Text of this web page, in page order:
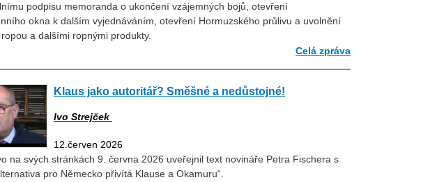
podpisu memoranda o ukončení vzájemných bojů, otevření
okna k dalším vyjednáváním, otevření Hormuzského průlivu a uvolnění
a dalšími ropnými produkty.
Celá zpráva
Klaus jako autoritář? Směšné a nedůstojné!
Ivo Strejček
12.červen 2026
na svých stránkách 9. června 2026 uveřejnil text novináře Petra Fischera s
pro Německo přivítá Klause a Okamuru“.